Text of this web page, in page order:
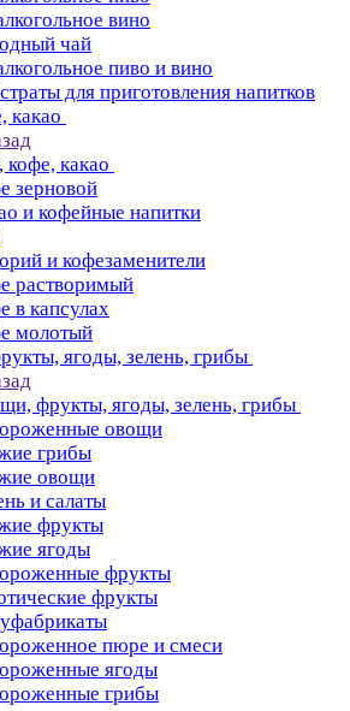
вино
чай
пиво и вино
для приготовления напитков
какао
кофе, какао
зерновой
и кофейные напитки
и кофезаменители
растворимый
в капсулах
молотый
ягоды, зелень, грибы
фрукты, ягоды, зелень, грибы
овощи
грибы
овощи
и салаты
фрукты
ягоды
фрукты
фрукты
пюре и смеси
ягоды
грибы